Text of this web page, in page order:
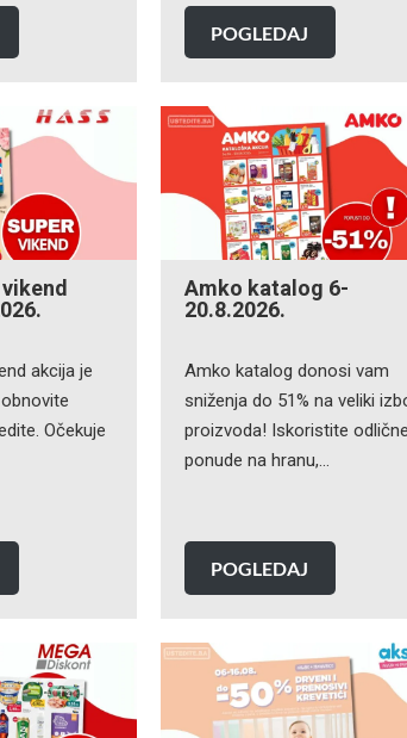
POGLEDAJ
akcija je
Očekuje
Amko katalog 6-
20.8.2026.
Amko katalog donosi vam
sniženja do 51% na veliki
proizvoda! Iskoristite
ponude na hranu,…
POGLEDAJ